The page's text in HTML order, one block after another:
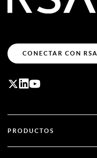
CONECTAR CON RSA
PRODUCTOS